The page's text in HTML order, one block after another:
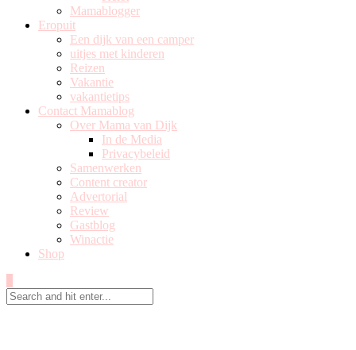
Mamablogger
Eropuit
Een dijk van een camper
uitjes met kinderen
Reizen
Vakantie
vakantietips
Contact Mamablog
Over Mama van Dijk
In de Media
Privacybeleid
Samenwerken
Content creator
Advertorial
Review
Gastblog
Winactie
Shop